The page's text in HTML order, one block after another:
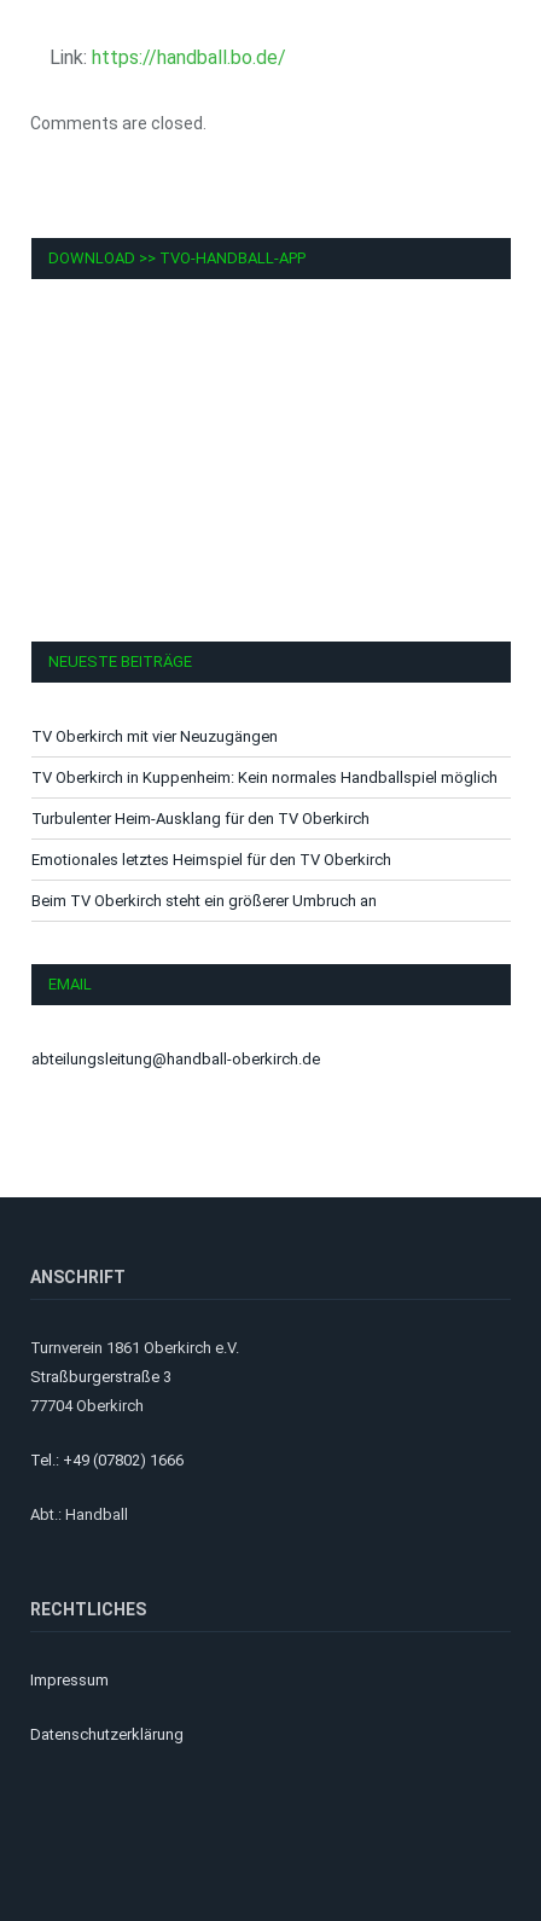
Link: https://handball.bo.de/
Comments are closed.
DOWNLOAD >> TVO-HANDBALL-APP
NEUESTE BEITRÄGE
TV Oberkirch mit vier Neuzugängen
TV Oberkirch in Kuppenheim: Kein normales Handballspiel möglich
Turbulenter Heim-Ausklang für den TV Oberkirch
Emotionales letztes Heimspiel für den TV Oberkirch
Beim TV Oberkirch steht ein größerer Umbruch an
EMAIL
abteilungsleitung@handball-oberkirch.de
ANSCHRIFT
Turnverein 1861 Oberkirch e.V.
Straßburgerstraße 3
77704 Oberkirch
Tel.: +49 (07802) 1666
Abt.: Handball
RECHTLICHES
Impressum
Datenschutzerklärung